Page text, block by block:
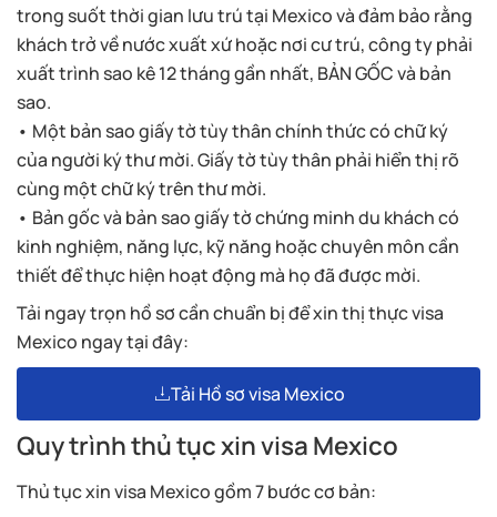
trong suốt thời gian lưu trú tại Mexico và đảm bảo rằng
khách trở về nước xuất xứ hoặc nơi cư trú, công ty phải
xuất trình sao kê 12 tháng gần nhất, BẢN GỐC và bản
sao.
• Một bản sao giấy tờ tùy thân chính thức có chữ ký
của người ký thư mời. Giấy tờ tùy thân phải hiển thị rõ
cùng một chữ ký trên thư mời.
• Bản gốc và bản sao giấy tờ chứng minh du khách có
kinh nghiệm, năng lực, kỹ năng hoặc chuyên môn cần
thiết để thực hiện hoạt động mà họ đã được mời.
Tải ngay trọn hồ sơ cần chuẩn bị để xin thị thực visa
Mexico ngay tại đây:
Tải Hồ sơ visa Mexico
Quy trình thủ tục xin visa Mexico
Thủ tục xin visa Mexico gồm 7 bước cơ bản: